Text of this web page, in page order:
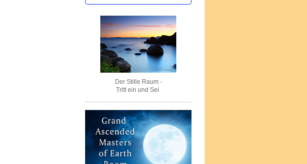
Der Stille Raum -
Tritt ein und Sei